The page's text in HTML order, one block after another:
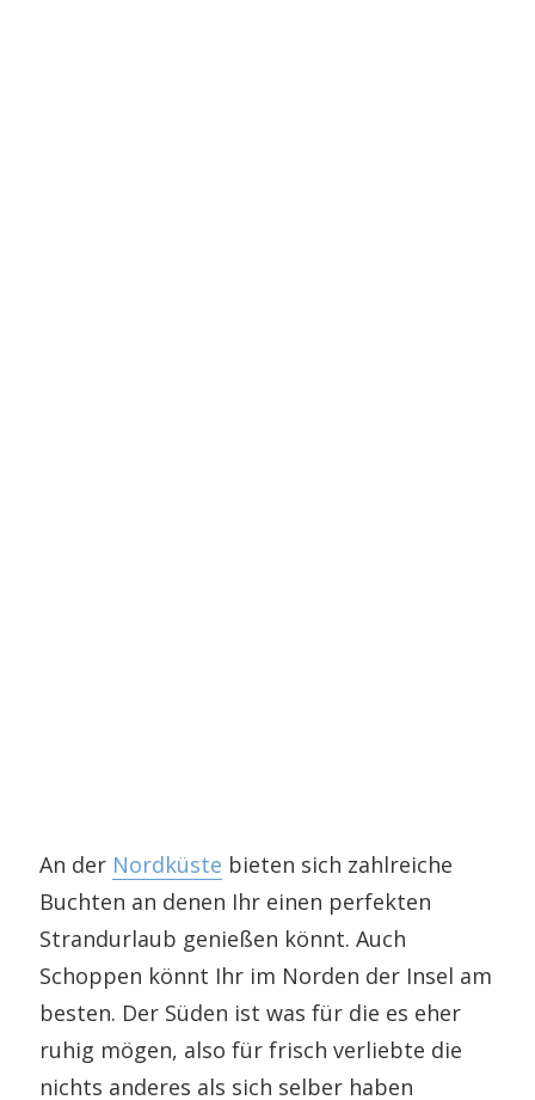
An der Nordküste bieten sich zahlreiche
Buchten an denen Ihr einen perfekten
Strandurlaub genießen könnt. Auch
Schoppen könnt Ihr im Norden der Insel am
besten. Der Süden ist was für die es eher
ruhig mögen, also für frisch verliebte die
nichts anderes als sich selber haben